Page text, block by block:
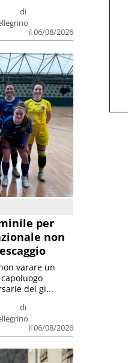
di
il 06/08/2026
per
non
di
il 06/08/2026
varare un
dei gi...